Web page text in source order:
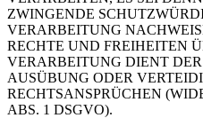
ZWINGENDE
VERARBEITUNG
RECHTE UND FREIHEITEN
VERARBEITUNG DIENT
AUSÜBUNG ODER
RECHTSANSPRÜCHEN
ABS. 1 DSGVO).